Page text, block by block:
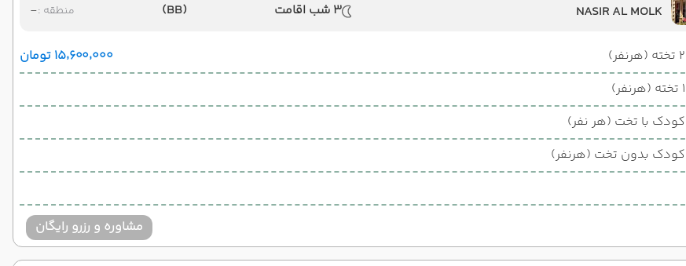
NASIR AL MOLK
3 شب اقامت
(BB)
منطقه :-
۱۵٬۶۰۰٬۰۰۰ تومان
با تخت (هر نفر)
بدون تخت (هرنفر)
مشاوره و رزرو رایگان